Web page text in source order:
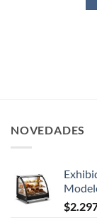
NOVEDADES
$